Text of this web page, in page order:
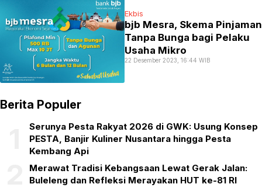
Ekbis
bjb Mesra, Skema Pinjaman
Tanpa Bunga bagi Pelaku
Usaha Mikro
22 Desember 2023, 16:44 WIB
Berita Populer
Serunya Pesta Rakyat 2026 di GWK: Usung Konsep
PESTA, Banjir Kuliner Nusantara hingga Pesta
Kembang Api
Merawat Tradisi Kebangsaan Lewat Gerak Jalan:
Buleleng dan Refleksi Merayakan HUT ke-81 RI